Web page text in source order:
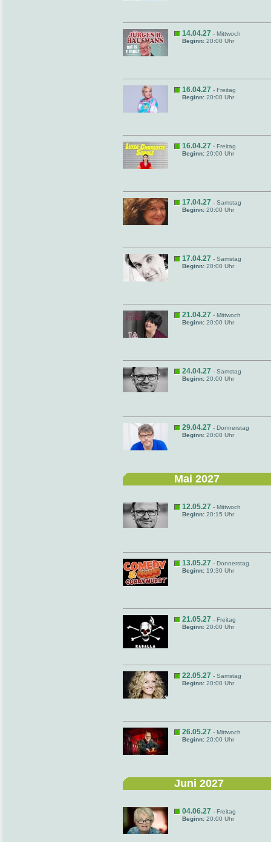
14.04.27 - Mittwoch
Beginn: 20:00 Uhr
16.04.27 - Freitag
Beginn: 20:00 Uhr
16.04.27 - Freitag
Beginn: 20:00 Uhr
17.04.27 - Samstag
Beginn: 20:00 Uhr
17.04.27 - Samstag
Beginn: 20:00 Uhr
21.04.27 - Mittwoch
Beginn: 20:00 Uhr
24.04.27 - Samstag
Beginn: 20:00 Uhr
29.04.27 - Donnerstag
Beginn: 20:00 Uhr
Mai 2027
12.05.27 - Mittwoch
Beginn: 20:15 Uhr
13.05.27 - Donnerstag
Beginn: 19:30 Uhr
21.05.27 - Freitag
Beginn: 20:00 Uhr
22.05.27 - Samstag
Beginn: 20:00 Uhr
26.05.27 - Mittwoch
Beginn: 20:00 Uhr
Juni 2027
04.06.27 - Freitag
Beginn: 20:00 Uhr